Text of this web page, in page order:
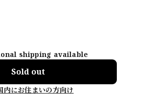
shipping available
Sold out
内にお住まいの方向け